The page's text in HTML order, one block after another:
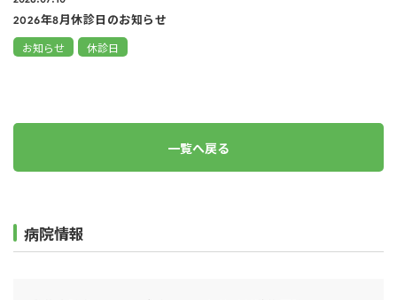
2026年8月休診日のお知らせ
お知らせ 休診日
一覧へ戻る
病院情報